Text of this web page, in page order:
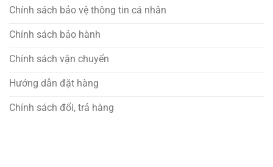
Chính sách bảo vệ thông tin cá nhân
Chính sách bảo hành
Chính sách vận chuyển
Hướng dẫn đặt hàng
Chính sách đổi, trả hàng